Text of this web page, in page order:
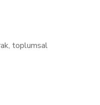
toplumsal